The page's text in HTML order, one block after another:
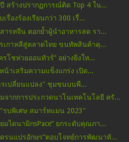
สร้างปรากฏการณ์ติด Top 4 ใน...
รื่องร้องเรียนกว่า 300 เรื่...
ารทจีน ตอกย้ำผู้นำอาหารสด รา...
เกาหลีสู่ตลาดไทย ขนทัพสินค้าคุ...
โชห่วยออนทัวร์” อย่างยิ่งให...
น้าเสริมความแข็งแกร่ง เปิด...
รเปลี่ยนแปลง" ชุมชนบนพื...
จากการประกวดนาโนเทคโนโลยี ครั...
"รบพิเศษ สมาร์ทแมน 2023"
มไดนามิกsPace” ยกระดับคุณภา...
รนแปรอักษร”ตอบโจทย์การพัฒนาทั...